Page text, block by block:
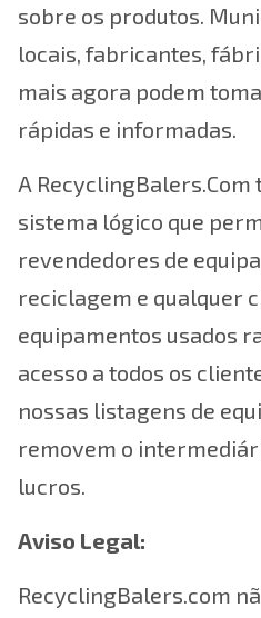
sobre os produtos.
locais, fabricantes,
mais agora podem
rápidas e informadas.
A
sistema lógico que
revendedores de
reciclagem e qualquer
equipamentos usados
acesso a todos os
nossas listagens de
removem o
lucros.
Aviso Legal:
RecyclingBalers.com